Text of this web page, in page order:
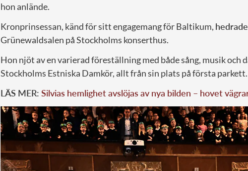
hon anlände.
Kronprinsessan, känd för sitt engagemang för Baltikum,
Grünewaldsalen på Stockholms konserthus.
Hon njöt av en varierad föreställning med både sång, musik och
Stockholms Estniska Damkör, allt från sin plats på första parkett.
LÄS MER: Silvias hemlighet avslöjas av nya bilden – hovet